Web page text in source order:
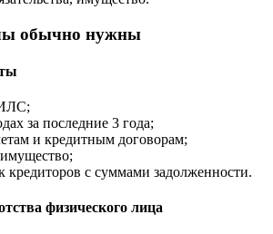
обычно нужны
за последние 3 года;
и кредитным договорам;
кредиторов с суммами задолженности.
физического лица